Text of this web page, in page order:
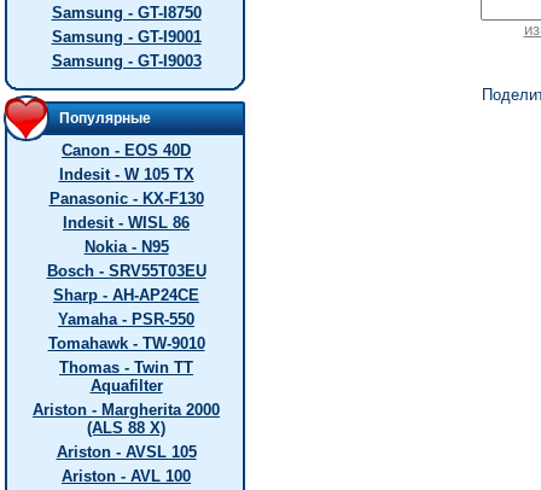
Samsung - GT-I8750
Samsung - GT-I9001
Samsung - GT-I9003
Популярные
Canon - EOS 40D
Indesit - W 105 TX
Panasonic - KX-F130
Indesit - WISL 86
Nokia - N95
Bosch - SRV55T03EU
Sharp - AH-AP24CE
Yamaha - PSR-550
Tomahawk - TW-9010
Thomas - Twin TT
Aquafilter
Ariston - Margherita 2000
(ALS 88 X)
Ariston - AVSL 105
Ariston - AVL 100